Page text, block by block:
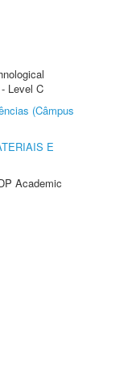
Level C
(Câmpus
E
Academic